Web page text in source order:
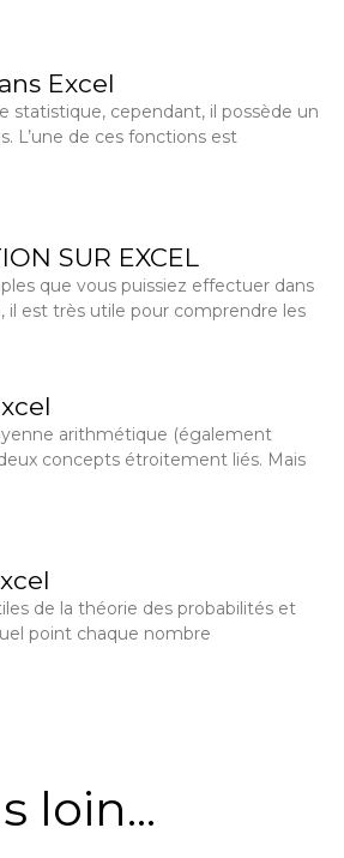
Excel
statistique, cependant, il possède un
L’une de ces fonctions est
SUR EXCEL
que vous puissiez effectuer dans
il est très utile pour comprendre les
arithmétique (également
concepts étroitement liés. Mais
de la théorie des probabilités et
point chaque nombre
loin...